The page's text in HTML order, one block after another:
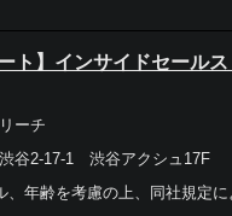
ト】インサイドセール
ーチ
谷2-17-1 渋谷アクシュ17F
、年齢を考慮の上、同社規定に